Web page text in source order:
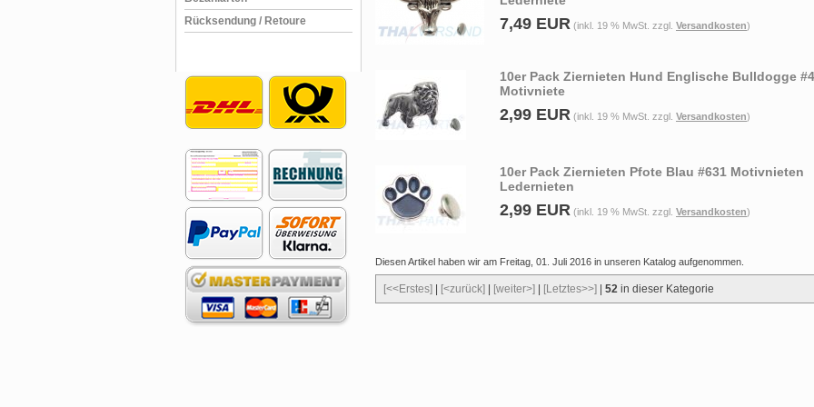
Rücksendung / Retoure
7,49 EUR (inkl. 19 % MwSt. zzgl. Versandkosten)
10er Pack Ziernieten Hund Englische Bulldogge
Motivniete
2,99 EUR (inkl. 19 % MwSt. zzgl. Versandkosten)
10er Pack Ziernieten Pfote Blau #631 Motivnieten
Ledernieten
2,99 EUR (inkl. 19 % MwSt. zzgl. Versandkosten)
Diesen Artikel haben wir am Freitag, 01. Juli 2016 in unseren Katalog aufgenommen.
[<<Erstes] [<zurück] [weiter>] [Letztes>>] 52 in dieser Kategorie